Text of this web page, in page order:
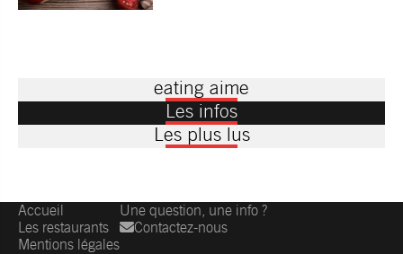
eating aime
Les infos
Les plus lus
Accueil
Les restaurants
Mentions légales
Une question, une info ?
Contactez-nous